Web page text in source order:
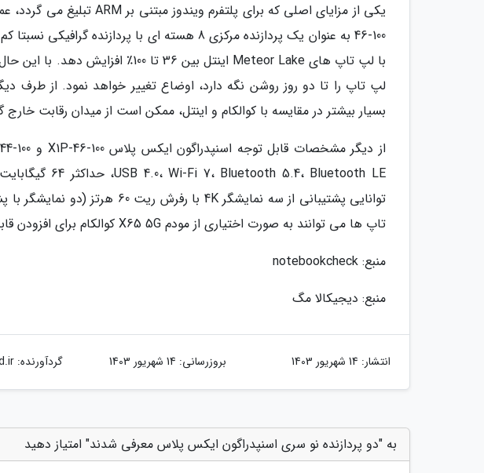
46-100 به عنوان یک پردازنده مرکزی 8 هسته ای با
بسیار بیشتر در مقایسه با کوالکام و اینتل، ممکن است از میدان رقابت خارج
تاپ ها می توانند به صورت اختیاری از مودم X65 5G کوالکام برای افزودن قابلیت اتصال به شبکه تلفن همراه استفاده نمایند.
منبع: notebookcheck
منبع: دیجیکالا مگ
انتشار: 14 شهریور 1403 بروزرسانی: 14 شهریور 1403 گردآورنده:
به "دو پردازنده نو سری اسنپدراگون ایکس پلاس معرفی شدند" امتیاز دهید